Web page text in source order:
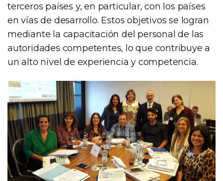
terceros países y, en particular, con los países
en vías de desarrollo. Estos objetivos se logran
mediante la capacitación del personal de las
autoridades competentes, lo que contribuye a
un alto nivel de experiencia y competencia.